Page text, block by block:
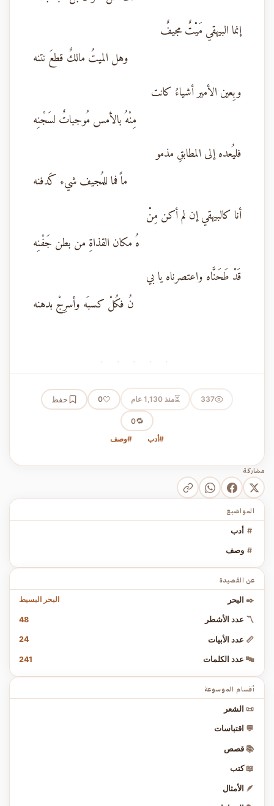
إنما البيهقي مَيْتٌ مجيفٌ
وهل الميتُ مالكٌ قطعَ نتنه
وبِعين الأمير أشياءُ كانت
مِنْهُ بالأمس مُوجباتٌ لسَجْنِه
فليُعده إلى المطابقِ مذمو
ماً فما للمُجيف شيء كَدفنه
أنا كالبيهقي إن لم أكن مِنْ
هُ مكان القذاةِ من بطن جَفْنِه
قَدْ طَحَنَّاه واعتصرناه يا بي
نُ فكُلْ كسبَه وأسرِجْ بدهنه
· · · · ·
337
⏳منذ 1,130 عام 🤍
0 حفظ
🔁
0
#أدب
#وصف
مشاركة
المواضيع
# أدب
# وصف
عن القصيدة
✒️ البحر البحر البسيط
〽️ عدد الأشطر 48
📏 عدد الأبيات 24
🔤 عدد الكلمات 241
أقسام الموسوعة
📜 الشعر
💬 اقتباسات
📚 قصص
📖 كتب
🪶 الأمثال